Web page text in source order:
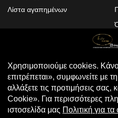
Λίστα αγαπημένων
© 2025 FEDE CUCINE
. All
Reserved
Design & Development by
ALPHA DESIGNERS
Compare (0)